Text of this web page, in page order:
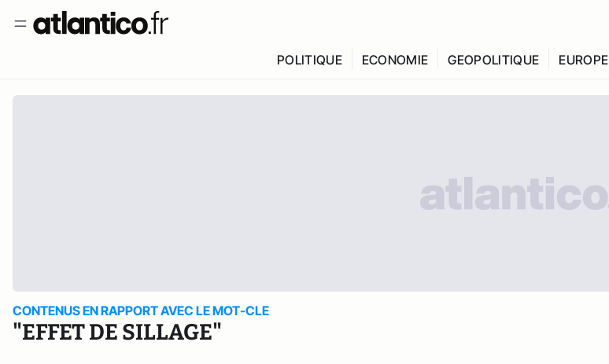
POLITIQUE ECONOMIE GEOPOLITIQUE EUROPE
CONTENUS EN RAPPORT AVEC LE MOT-CLE
"EFFET DE SILLAGE"